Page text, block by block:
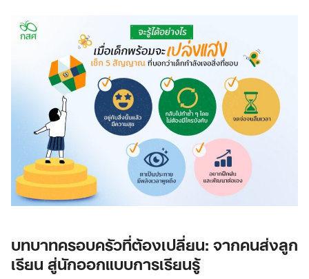
บทบาทครอบครัวที่ต้องเปลี่ยน: จากคนส่งลูก
เรียน สู่นักออกแบบการเรียนรู้